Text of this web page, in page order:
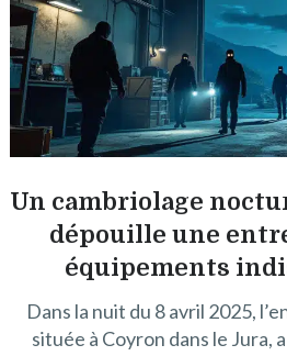
Un cambriolage
dépouille une
équipements
Dans la nuit du 8 avril 2025,
située à Coyron dans le Jura,